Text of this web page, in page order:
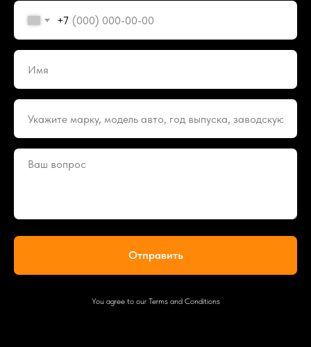
+7
Отправить
You agree to our Terms and Conditions